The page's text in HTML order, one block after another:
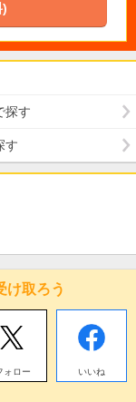
)
探す
す
け取ろう
ォロー いいね